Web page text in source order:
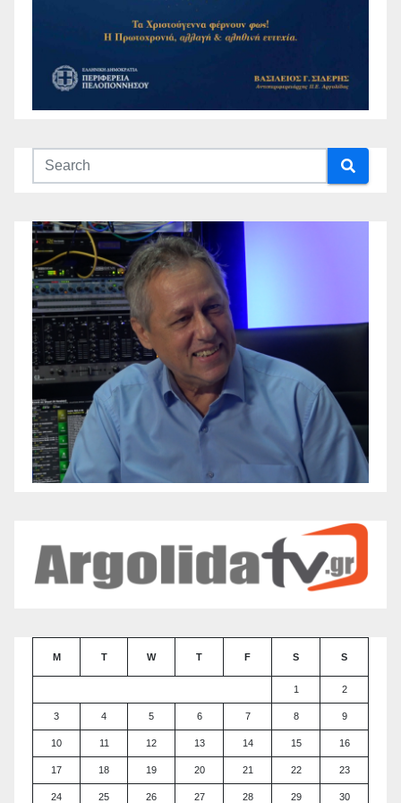
M T W T F S S
1 2
3 4 5 6 7 8 9
10 11 12 13 14 15 16
17 18 19 20 21 22 23
24 25 26 27 28 29 30